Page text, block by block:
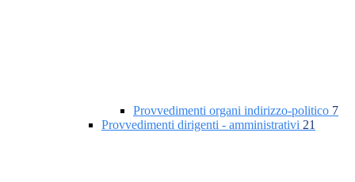
Provvedimenti organi indirizzo-politico 7
Provvedimenti dirigenti - amministrativi 21